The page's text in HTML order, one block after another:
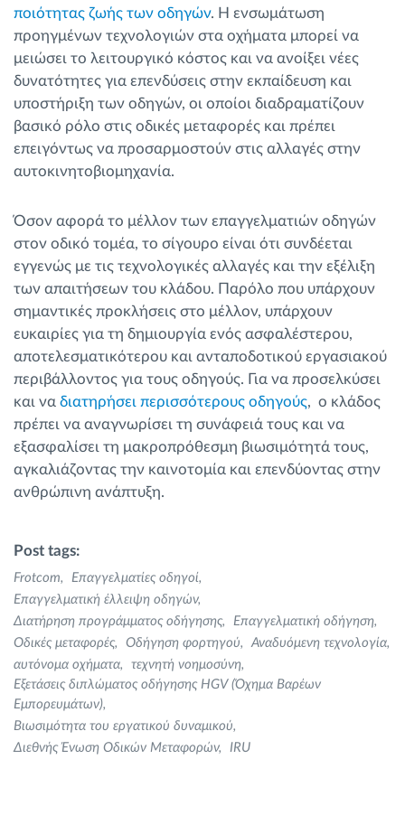
ποιότητας ζωής των οδηγών. Η ενσωμάτωση
προηγμένων τεχνολογιών στα οχήματα μπορεί να
μειώσει το λειτουργικό κόστος και να ανοίξει νέες
δυνατότητες για επενδύσεις στην εκπαίδευση και
υποστήριξη των οδηγών, οι οποίοι διαδραματίζουν
βασικό ρόλο στις οδικές μεταφορές και πρέπει
επειγόντως να προσαρμοστούν στις αλλαγές στην
αυτοκινητοβιομηχανία.
Όσον αφορά το μέλλον των επαγγελματιών οδηγών
στον οδικό τομέα, το σίγουρο είναι ότι συνδέεται
εγγενώς με τις τεχνολογικές αλλαγές και την εξέλιξη
των απαιτήσεων του κλάδου. Παρόλο που υπάρχουν
σημαντικές προκλήσεις στο μέλλον, υπάρχουν
ευκαιρίες για τη δημιουργία ενός ασφαλέστερου,
αποτελεσματικότερου και ανταποδοτικού εργασιακού
περιβάλλοντος για τους οδηγούς. Για να προσελκύσει
και να διατηρήσει περισσότερους οδηγούς, ο κλάδος
πρέπει να αναγνωρίσει τη συνάφειά τους και να
εξασφαλίσει τη μακροπρόθεσμη βιωσιμότητά τους,
αγκαλιάζοντας την καινοτομία και επενδύοντας στην
ανθρώπινη ανάπτυξη.
Post tags:
Frotcom
Επαγγελματίες οδηγοί
Επαγγελματική έλλειψη οδηγών
Διατήρηση προγράμματος οδήγησης
Επαγγελματική οδήγηση
Οδικές μεταφορές
Οδήγηση φορτηγού
Αναδυόμενη τεχνολογία
αυτόνομα οχήματα
τεχνητή νοημοσύνη
Εξετάσεις διπλώματος οδήγησης HGV (Όχημα Βαρέων
Εμπορευμάτων)
Βιωσιμότητα του εργατικού δυναμικού
Διεθνής Ένωση Οδικών Μεταφορών
IRU